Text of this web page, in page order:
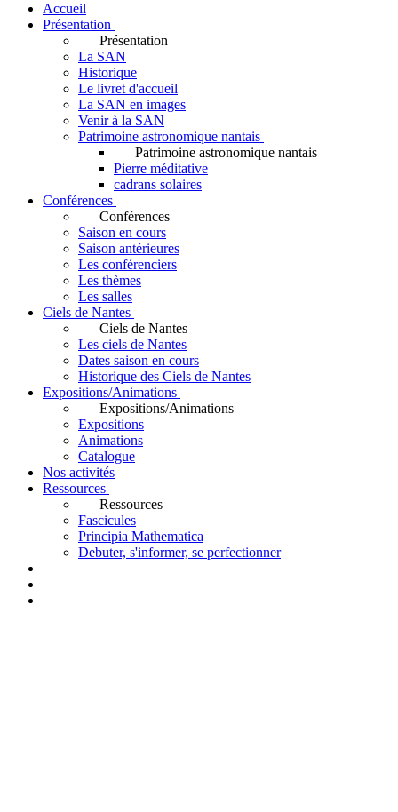
Accueil
Présentation
Présentation
La SAN
Historique
Le livret d'accueil
La SAN en images
Venir à la SAN
Patrimoine astronomique nantais
Patrimoine astronomique nantais
Pierre méditative
cadrans solaires
Conférences
Conférences
Saison en cours
Saison antérieures
Les conférenciers
Les thèmes
Les salles
Ciels de Nantes
Ciels de Nantes
Les ciels de Nantes
Dates saison en cours
Historique des Ciels de Nantes
Expositions/Animations
Expositions/Animations
Expositions
Animations
Catalogue
Nos activités
Ressources
Ressources
Fascicules
Principia Mathematica
Debuter, s'informer, se perfectionner